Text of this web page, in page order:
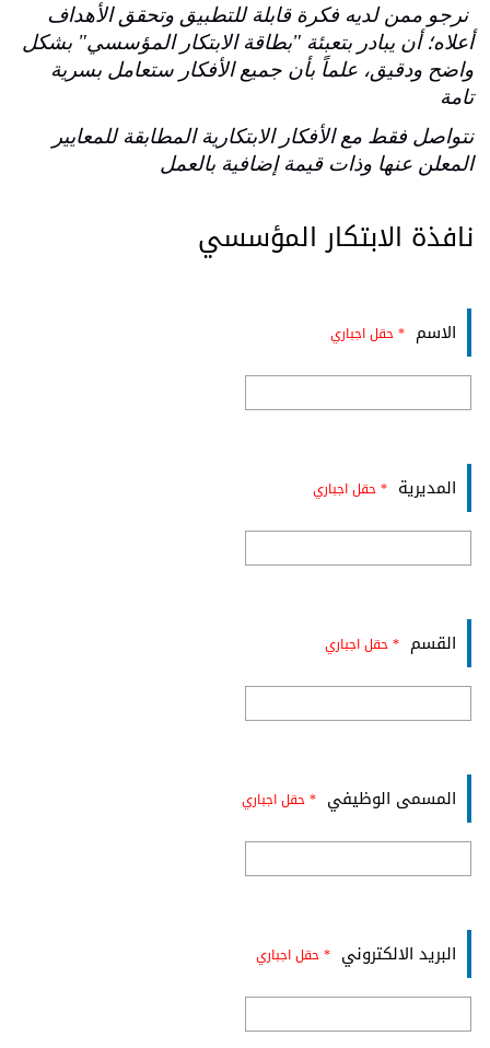
نرجو ممن لديه فكرة قابلة للتطبيق وتحقق الأهداف
أعلاه؛ أن يبادر بتعبئة "بطاقة الابتكار المؤسسي" بشكل
واضح ودقيق، علماً بأن جميع الأفكار ستعامل بسرية
تامة
نتواصل فقط مع الأفكار الابتكارية المطابقة للمعايير
المعلن عنها وذات قيمة إضافية بالعمل
نافذة الابتكار المؤسسي
الاسم * حقل اجباري
المديرية * حقل اجباري
القسم * حقل اجباري
المسمى الوظيفي * حقل اجباري
البريد الالكتروني * حقل اجباري